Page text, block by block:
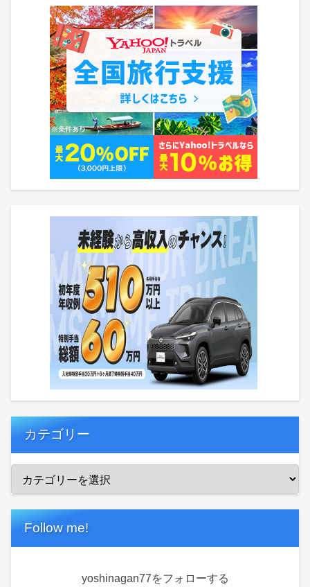
カテゴリー
Follow me!
yoshinagan77をフォローする